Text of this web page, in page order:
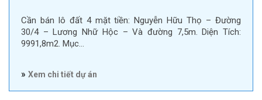
Cần bán lô đất 4 mặt tiền: Nguyễn Hữu Thọ – Đường
30/4 – Lương Nhữ Hộc – Và đường 7,5m. Diện Tích:
9991,8m2. Mục…
» Xem chi tiết dự án